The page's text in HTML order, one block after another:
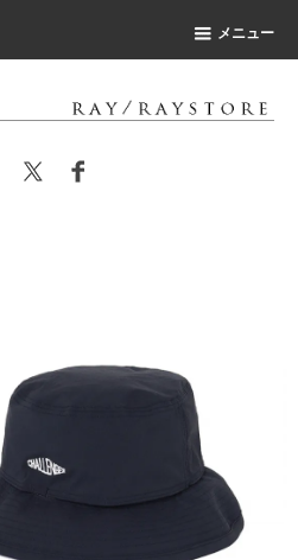
メニュー